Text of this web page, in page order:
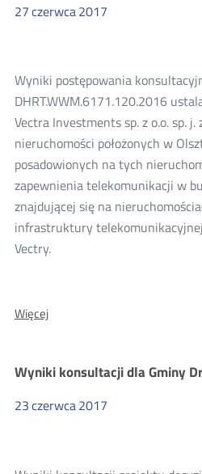
27czerwca2017
Wyniki postępowania
DHRT.WWM.6171.120.2016
Vectra Investments sp. z o.o. sp.
nieruchomości położonych w
posadowionych na tych
zapewnienia telekomunikacji w
znajdującej się na
infrastruktury
Vectry.
WięcejO:
dla
Investments
sp.
Wyniki konsultacji dla Gminy
23czerwca2017